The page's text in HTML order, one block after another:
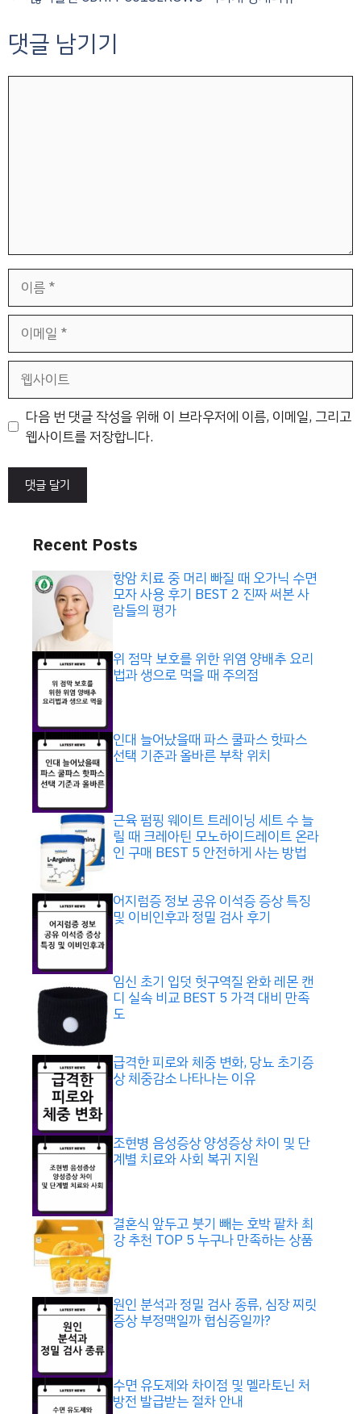
댓글 남기기
일
트
다음 번 댓글 작성을 위해 이 브라우저에 이름, 이메일, 그리고
웹사이트를 저장합니다.
Recent Posts
항암 치료 중 머리 빠질 때 오가닉 수면
모자 사용 후기 BEST 2 진짜 써본 사
람들의 평가
위 점막 보호를 위한 위염 양배추 요리
법과 생으로 먹을 때 주의점
인대 늘어났을때 파스 쿨파스 핫파스
선택 기준과 올바른 부착 위치
근육 펌핑 웨이트 트레이닝 세트 수 늘
릴 때 크레아틴 모노하이드레이트 온라
인 구매 BEST 5 안전하게 사는 방법
어지럼증 정보 공유 이석증 증상 특징
및 이비인후과 정밀 검사 후기
임신 초기 입덧 헛구역질 완화 레몬 캔
디 실속 비교 BEST 5 가격 대비 만족
도
급격한 피로와 체중 변화, 당뇨 초기증
상 체중감소 나타나는 이유
조현병 음성증상 양성증상 차이 및 단
계별 치료와 사회 복귀 지원
결혼식 앞두고 붓기 빼는 호박 팥차 최
강 추천 TOP 5 누구나 만족하는 상품
원인 분석과 정밀 검사 종류, 심장 찌릿
증상 부정맥일까 협심증일까?
수면 유도제와 차이점 및 멜라토닌 처
방전 발급받는 절차 안내